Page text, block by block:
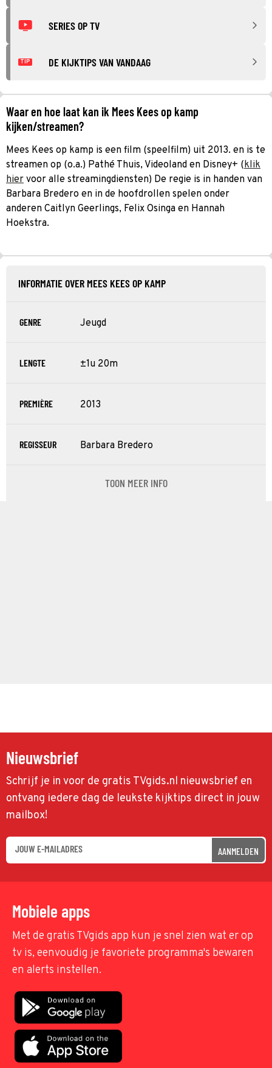
SERIES OP TV
TIP DE KIJKTIPS VAN VANDAAG
Waar en hoe laat kan ik Mees Kees op kamp
kijken/streamen?
Mees Kees op kamp is een film (speelfilm) uit 2013. en is te
streamen op (o.a.) Pathé Thuis, Videoland en Disney+ (klik
hier voor alle streamingdiensten) De regie is in handen van
Barbara Bredero en in de hoofdrollen spelen onder
anderen Caitlyn Geerlings, Felix Osinga en Hannah
Hoekstra.
INFORMATIE OVER MEES KEES OP KAMP
GENRE Jeugd
LENGTE ±1u 20m
PREMIÈRE 2013
REGISSEUR Barbara Bredero
TOON MEER INFO
Nieuwsbrief
Schrijf je in voor de gratis TVgids.nl nieuwsbrief en
ontvang iedere dag de leukste kijktips direct in jouw
mailbox!
AANMELDEN
Mobiele apps
Met de gratis TVgids app kun je snel zien wat er op
tv is, eenvoudig je favoriete programma's bewaren
en alerts instellen.